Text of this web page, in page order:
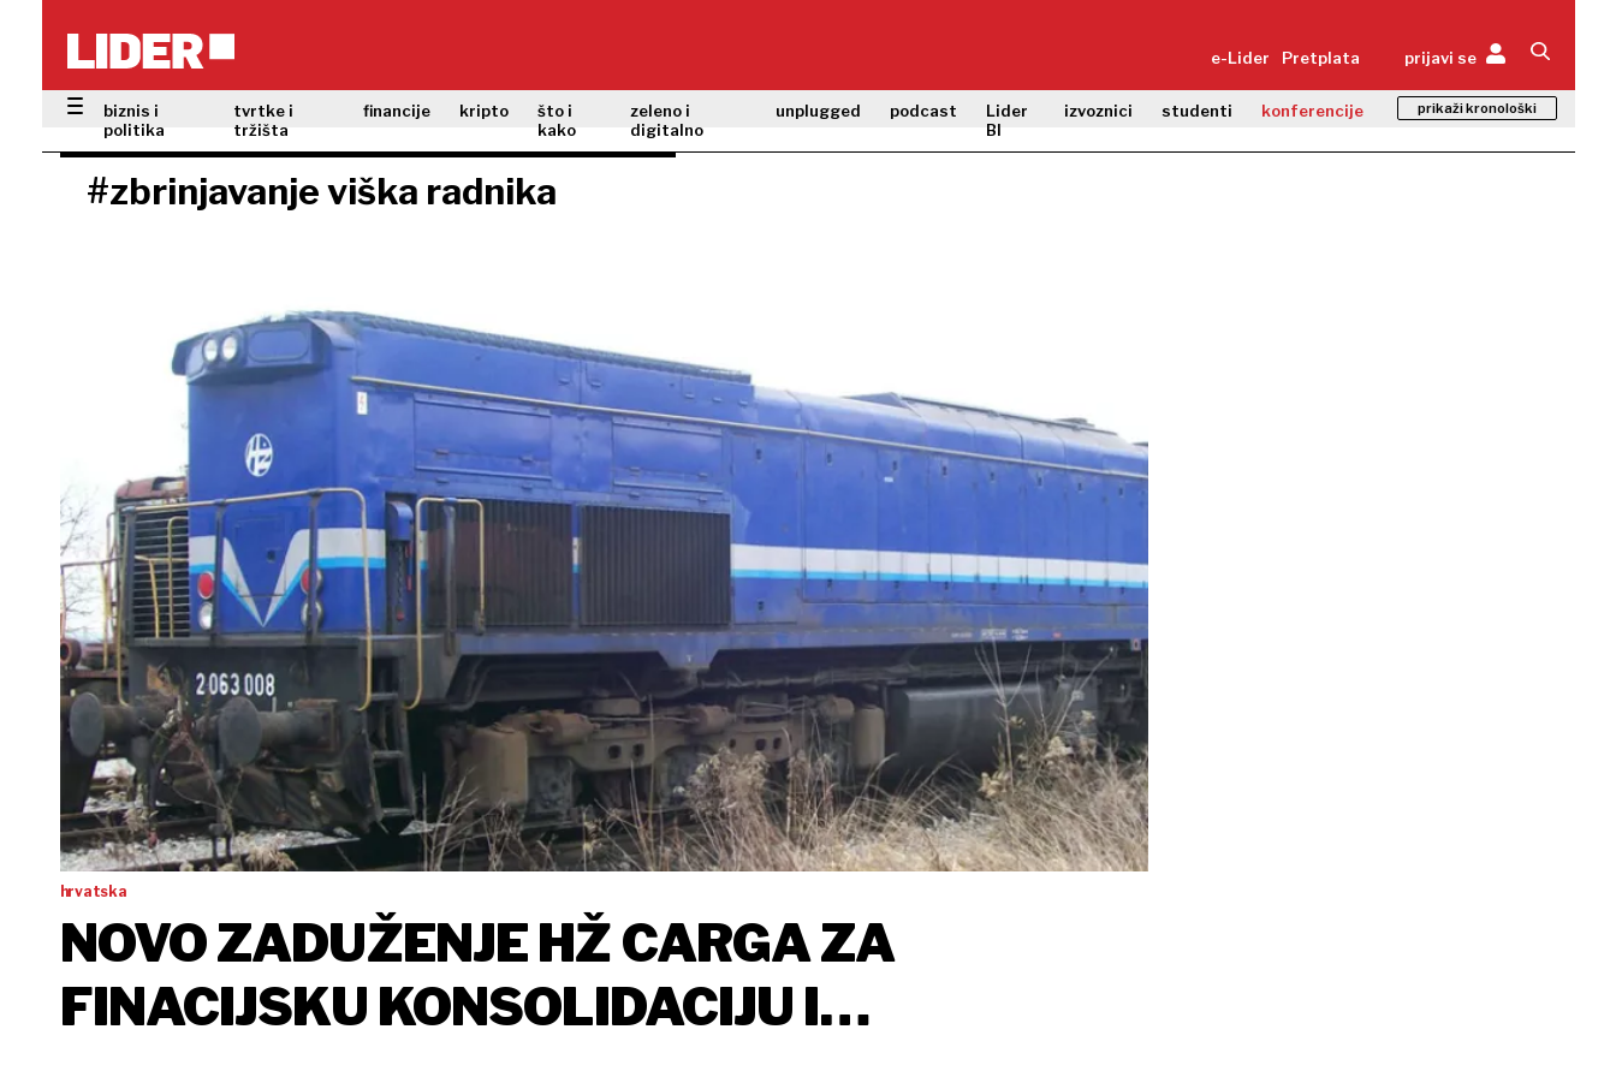
e-Lider Pretplata prijavi se
biznis i
politika
tvrtke i
tržišta
financije kripto
što i
kako
zeleno i
digitalno
unplugged podcast
Lider
BI
izvoznici studenti konferencije prikaži kronološki
#zbrinjavanje viška radnika
hrvatska
NOVO ZADUŽENJE HŽ CARGA ZA
FINACIJSKU KONSOLIDACIJU I